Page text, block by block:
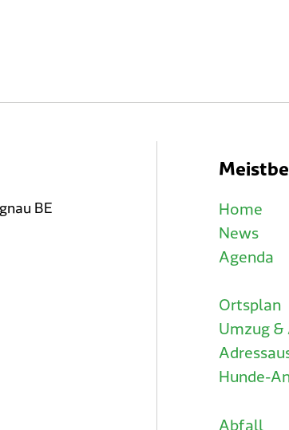
BE
Home
News
Agenda
Ortsplan
Umzug
Hunde-